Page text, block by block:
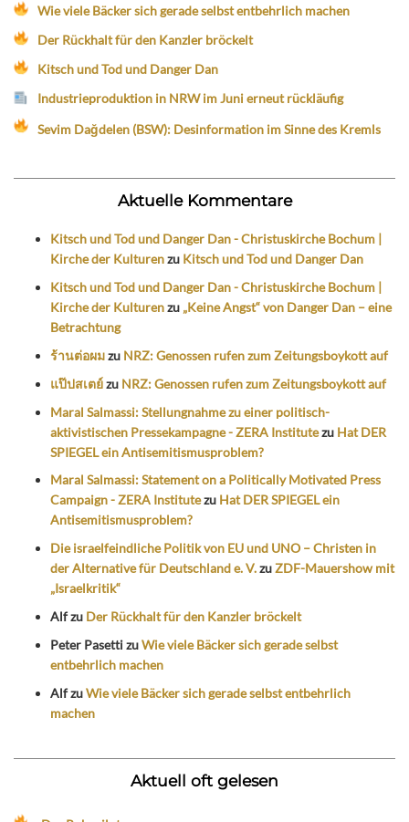
Wie viele Bäcker sich gerade selbst entbehrlich machen
Der Rückhalt für den Kanzler bröckelt
Kitsch und Tod und Danger Dan
Industrieproduktion in NRW im Juni erneut rückläufig
Sevim Dağdelen (BSW): Desinformation im Sinne des Kremls
Aktuelle Kommentare
Kitsch und Tod und Danger Dan - Christuskirche Bochum |
Kirche der Kulturenzu Kitsch und Tod und Danger Dan
Kitsch und Tod und Danger Dan - Christuskirche Bochum |
Kirche der Kulturenzu „Keine Angst“ von Danger Dan – eine
Betrachtung
ร้านต่อผมzu NRZ: Genossen rufen zum Zeitungsboykott auf
แป๊ปสเตย์zu NRZ: Genossen rufen zum Zeitungsboykott auf
Maral Salmassi: Stellungnahme zu einer politisch-
aktivistischen Pressekampagne - ZERA Institutezu Hat DER
SPIEGEL ein Antisemitismusproblem?
Maral Salmassi: Statement on a Politically Motivated Press
Campaign - ZERA Institutezu Hat DER SPIEGEL ein
Antisemitismusproblem?
Die israelfeindliche Politik von EU und UNO – Christen in
der Alternative für Deutschland e. V.zuZDF-Mauershow mit
„Israelkritik“
Alfzu Der Rückhalt für den Kanzler bröckelt
Peter PasettizuWie viele Bäcker sich gerade selbst
entbehrlich machen
AlfzuWie viele Bäcker sich gerade selbst entbehrlich
machen
Aktuell oft gelesen